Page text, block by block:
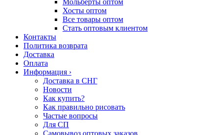
Мольберты оптом
Хосты оптом
Все товары оптом
Стать оптовым клиентом
Контакты
Политика возврата
Доставка
Оплата
Информация ›
Доставка в СНГ
Новости
Как купить?
Как правильно рисовать
Частые вопросы
Для СП
Самовывоз оптовых заказов